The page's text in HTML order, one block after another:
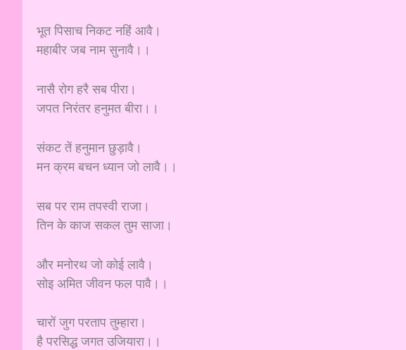
भूत पिसाच निकट नहिं आवै।
महाबीर जब नाम सुनावै।।
नासै रोग हरै सब पीरा।
जपत निरंतर हनुमत बीरा।।
संकट तें हनुमान छुड़ावै।
मन क्रम बचन ध्यान जो लावै।।
सब पर राम तपस्वी राजा।
तिन के काज सकल तुम साजा।
और मनोरथ जो कोई लावै।
सोइ अमित जीवन फल पावै।।
चारों जुग परताप तुम्हारा।
है परसिद्ध जगत उजियारा।।